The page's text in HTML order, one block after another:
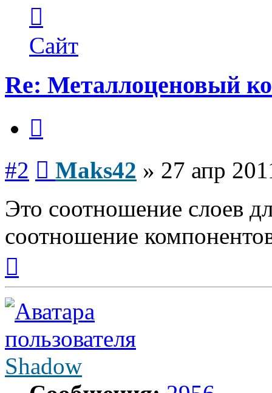
пользователя
Maks42
Сайт
Re: Металлоценовый
#2 Maks42 » 27 апр
Это соотношение слоев
соотношение
началу
Shadow